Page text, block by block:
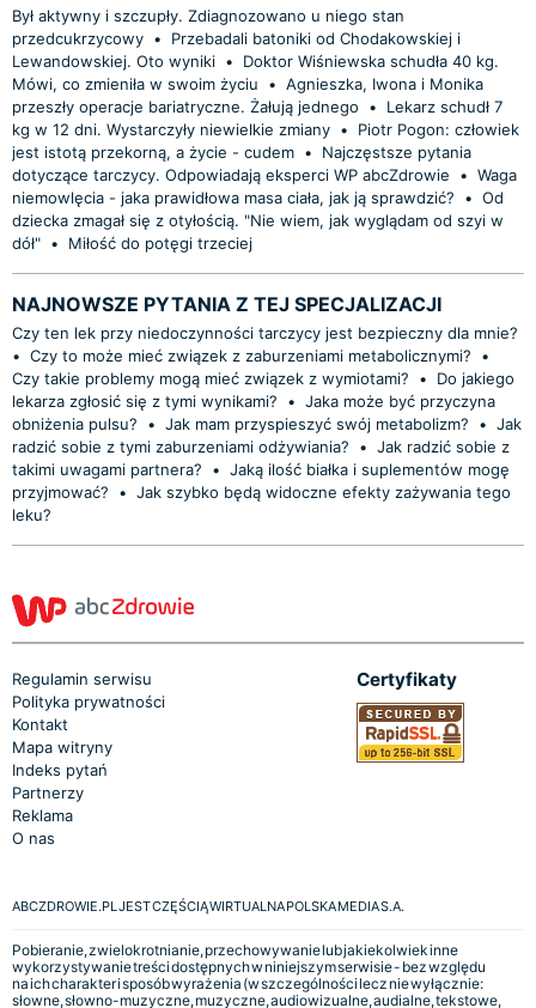
Był aktywny i szczupły. Zdiagnozowano u niego stan
przedcukrzycowy •
Przebadali batoniki od Chodakowskiej i
Lewandowskiej. Oto wyniki •
Doktor Wiśniewska schudła 40 kg.
Mówi, co zmieniła w swoim życiu
• Agnieszka, Iwona i Monika
przeszły operacje bariatryczne. Żałują jednego
•
Lekarz schudł 7
kg w 12 dni. Wystarczyły niewielkie zmiany •
Piotr Pogon: człowiek
jest istotą przekorną, a życie - cudem •
Najczęstsze pytania
dotyczące tarczycy. Odpowiadają eksperci WP abcZdrowie
• Waga
niemowlęcia - jaka prawidłowa masa ciała, jak ją sprawdzić?
• Od
dziecka zmagał się z otyłością. "Nie wiem, jak wyglądam od szyi w
dół" • Miłość do potęgi trzeciej
NAJNOWSZE PYTANIA Z TEJ SPECJALIZACJI
Czy ten lek przy niedoczynności tarczycy jest bezpieczny dla mnie?
• Czy to może mieć związek z zaburzeniami metabolicznymi?
•
Czy takie problemy mogą mieć związek z wymiotami?
•
Do jakiego
lekarza zgłosić się z tymi wynikami?
• Jaka może być przyczyna
obniżenia pulsu?
• Jak mam przyspieszyć swój metabolizm? • Jak
radzić sobie z tymi zaburzeniami odżywiania?
• Jak radzić sobie z
takimi uwagami partnera?
• Jaką ilość białka i suplementów mogę
przyjmować?
• Jak szybko będą widoczne efekty zażywania tego
leku?
Regulamin serwisu
Polityka prywatności
Kontakt
Mapa witryny
Indeks pytań
Partnerzy
Reklama
O nas
Certyfikaty
ABCZDROWIE.PL JEST CZĘŚCIĄ WIRTUALNA POLSKA MEDIA S.A.
Pobieranie, zwielokrotnianie, przechowywanie lub jakiekolwiek inne
wykorzystywanie treści dostępnych w niniejszym serwisie - bez względu
na ich charakter i sposób wyrażenia (w szczególności lecz nie wyłącznie:
słowne, słowno-muzyczne, muzyczne, audiowizualne, audialne, tekstowe,